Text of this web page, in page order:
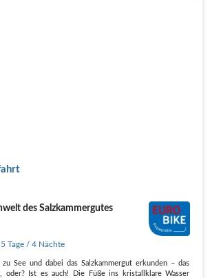
des Salzkammergutes
5 Tage / 4 Nächte
See und dabei das Salzkammergut erkunden – das
oder? Ist es auch! Die Füße ins kristallklare Wasser